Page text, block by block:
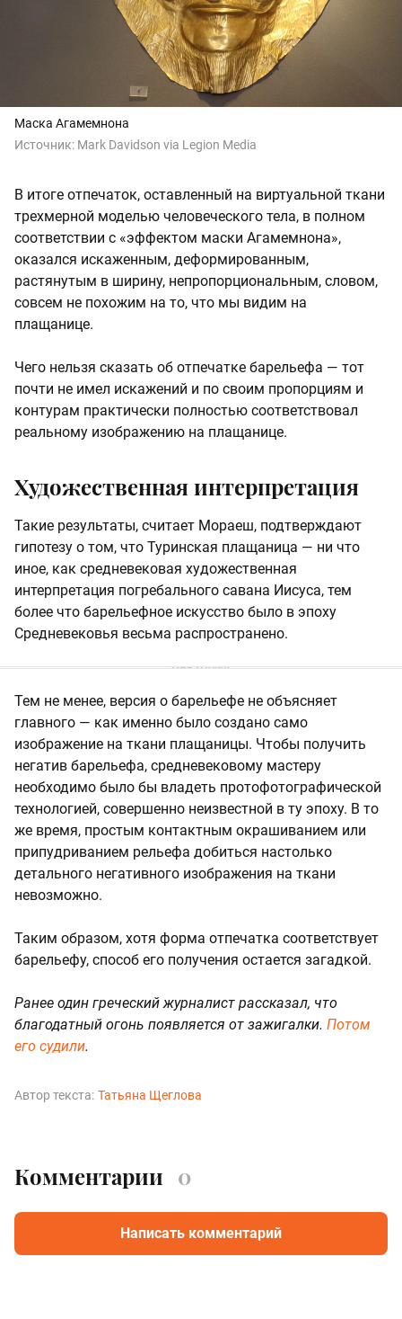
Маска Агамемнона
Источник: Mark Davidson via Legion Media
В итоге отпечаток, оставленный на виртуальной ткани
трехмерной моделью человеческого тела, в полном
соответствии с «эффектом маски Агамемнона»,
оказался искаженным, деформированным,
растянутым в ширину, непропорциональным, словом,
совсем не похожим на то, что мы видим на
плащанице.
Чего нельзя сказать об отпечатке барельефа — тот
почти не имел искажений и по своим пропорциям и
контурам практически полностью соответствовал
реальному изображению на плащанице.
Художественная интерпретация
Такие результаты, считает Мораеш, подтверждают
гипотезу о том, что Туринская плащаница — ни что
иное, как средневековая художественная
интерпретация погребального савана Иисуса, тем
более что барельефное искусство было в эпоху
Средневековья весьма распространено.
Тем не менее, версия о барельефе не объясняет
главного — как именно было создано само
изображение на ткани плащаницы. Чтобы получить
негатив барельефа, средневековому мастеру
необходимо было бы владеть протофотографической
технологией, совершенно неизвестной в ту эпоху. В то
же время, простым контактным окрашиванием или
припудриванием рельефа добиться настолько
детального негативного изображения на ткани
невозможно.
Таким образом, хотя форма отпечатка соответствует
барельефу, способ его получения остается загадкой.
Ранее один греческий журналист рассказал, что
благодатный огонь появляется от зажигалки. Потом
его судили.
Автор текста: Татьяна Щеглова
Комментарии 0
Написать комментарий